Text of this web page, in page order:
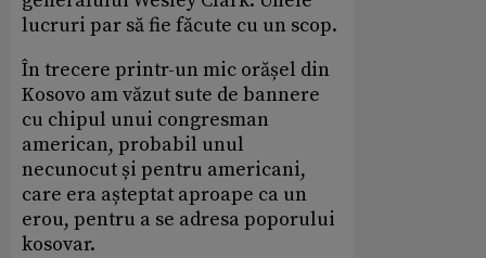
lucruri par să fie făcute cu un scop.
În trecere printr-un mic orășel din
Kosovo am văzut sute de bannere
cu chipul unui congresman
american, probabil unul
necunocut și pentru americani,
care era așteptat aproape ca un
erou, pentru a se adresa poporului
kosovar.